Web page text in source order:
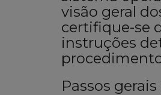
visão geral
certifique-se
instruções
Passos